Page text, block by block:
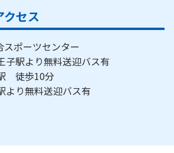
クセス
ポーツセンター
駅より無料送迎バス有
徒歩10分
より無料送迎バス有